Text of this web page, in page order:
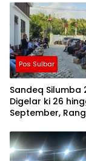
Lebih Fleksibel
Pos Sulbar
Sandeq Silumba
Digelar ki 26
September,